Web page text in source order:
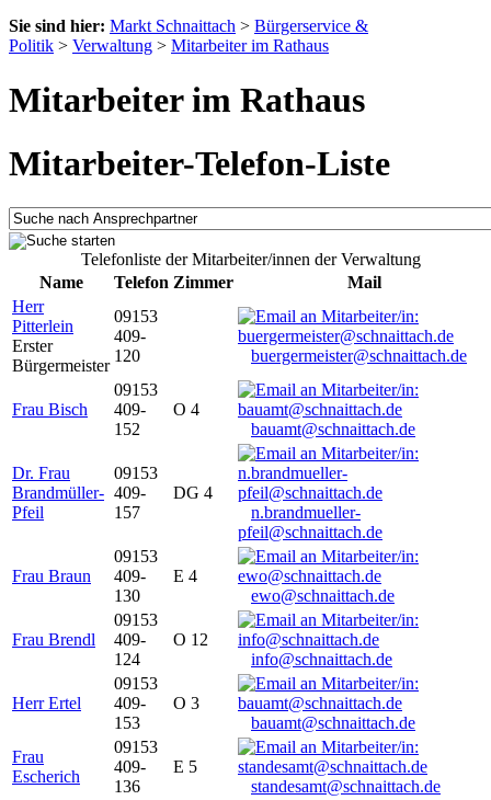
Sie sind hier: Markt Schnaittach > Bürgerservice &
Politik > Verwaltung > Mitarbeiter im Rathaus
Mitarbeiter im Rathaus
Mitarbeiter-Telefon-Liste
Telefonliste der Mitarbeiter/innen der Verwaltung
Name
Telefon Zimmer
Mail
Herr
Pitterlein
Erster
Bürgermeister
09153
409-
120
buergermeister@schnaittach.de
Frau Bisch
09153
409-
152
O 4
bauamt@schnaittach.de
Dr. Frau
Brandmüller-
Pfeil
09153
409-
157
DG 4
n.brandmueller-
pfeil@schnaittach.de
Frau Braun
09153
409-
130
E 4
ewo@schnaittach.de
Frau Brendl
09153
409-
124
O 12
info@schnaittach.de
Herr Ertel
09153
409-
153
O 3
bauamt@schnaittach.de
Frau
Escherich
09153
409-
136
E 5
standesamt@schnaittach.de